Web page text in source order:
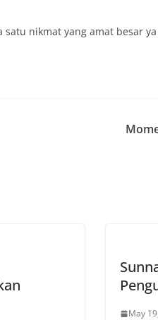
nikmat yang amat besar
May